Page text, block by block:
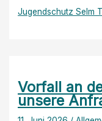
Jugendschutz Selm
Vorfall an
unsere